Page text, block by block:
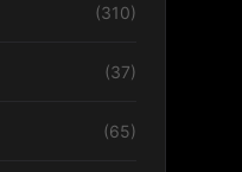
(310)
(37)
(65)